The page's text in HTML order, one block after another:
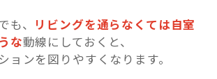
も、 リビングを通らなくては自室
な動線にしておくと、
ョンを図りやすくなります。